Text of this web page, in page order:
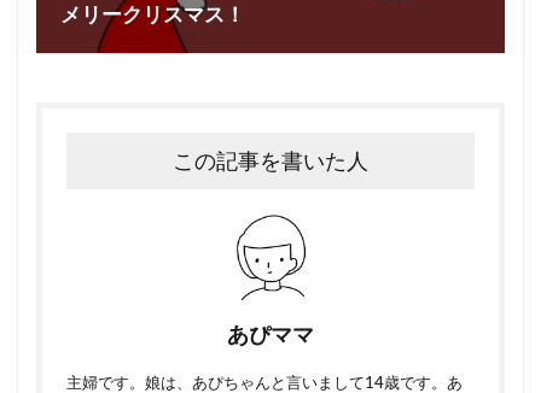
メリークリスマス！
この記事を書いた人
あぴママ
主婦です。娘は、あぴちゃんと言いまして14歳です。あ